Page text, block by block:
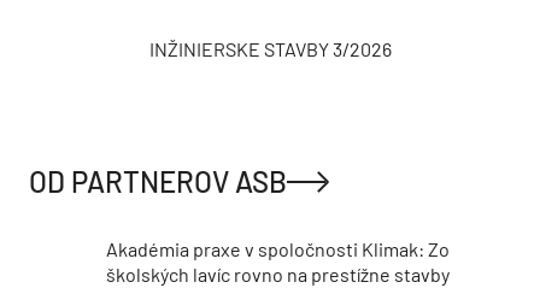
INŽINIERSKE STAVBY 3/2026
OD PARTNEROV ASB
Akadémia praxe v spoločnosti Klimak: Zo
školských lavíc rovno na prestížne stavby